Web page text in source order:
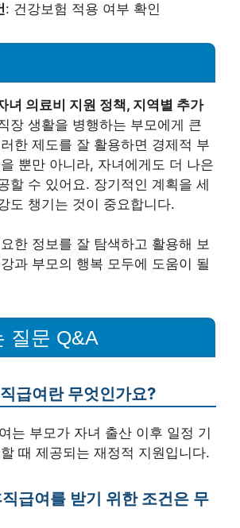
: 건강보험 적용 여부 확인
녀 의료비 지원 정책, 지역별 추가
장 생활을 병행하는 부모에게 큰
한 제도를 잘 활용하면 경제적 부
뿐만 아니라, 자녀에게도 더 나은
할 수 있어요. 장기적인 계획을 세
도 챙기는 것이 중요합니다.
한 정보를 잘 탐색하고 활용해 보
과 부모의 행복 모두에 도움이 될
질문 Q&A
급여란 무엇인가요?
는 부모가 자녀 출산 이후 일정 기
때 제공되는 재정적 지원입니다.
급여를 받기 위한 조건은 무